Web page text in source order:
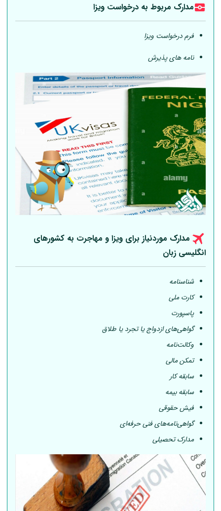
مدارک مربوط به درخواست ویزا
فرم درخواست ویزا
نامه های پذیرش
مدارک موردنیاز برای ویزا و مهاجرت به کشورهای
انگلیسی زبان
شناسنامه
کارت ملی
پاسپورت
گواهی‌های ازدواج یا تجرد یا طلاق
وکالت‌نامه
تمکن مالی
سابقه کار
سابقه بیمه
فیش حقوقی
گواهی‌نامه‌های فنی حرفه‌ای
مدارک تحصیلی